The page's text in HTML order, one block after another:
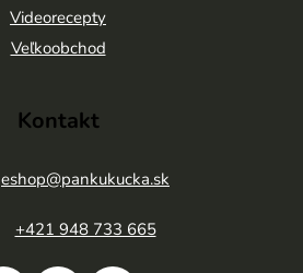
Videorecepty
Veľkoobchod
Kontakt
eshop@pankukucka.sk
+421 948 733 665